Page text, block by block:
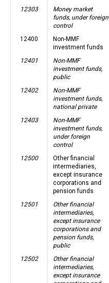
12303
Money market
funds, under foreign
control
12400
Non-MMF
investment funds
12401
Non-MMF
investment funds,
public
12402
Non-MMF
investment funds,
national private
12403
Non-MMF
investment funds,
under foreign
control
12500
Other financial
intermediaries,
except insurance
corporations and
pension funds
12501
Other financial
intermediaries,
except insurance
corporations and
pension funds,
public
12502
Other financial
intermediaries,
except insurance